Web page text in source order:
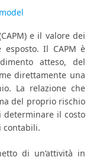
e il valore dei
Il CAPM è
atteso, del
direttamente una
La relazione che
del proprio rischio
determinare il costo
contabili.
di un’attività in